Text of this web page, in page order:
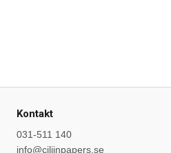
Kontakt
031-511 140
info@ciliinpapers.se